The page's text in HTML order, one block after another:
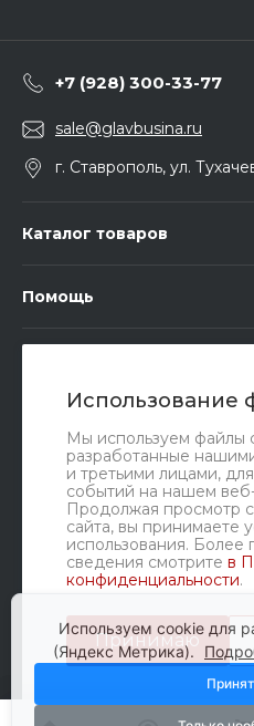
Использование
Мы используем файлы
разработанные
и третьими лицами,
событий на нашем
Продолжая просмотр
сайта, вы принимаете
использования.
сведения смотрите в
конфиденциальности.
Принимаю
+7 (928) 300-33-77
sale@glavbusina.ru
г. Ставрополь, ул.
Каталог товаров
Помощь
Мы в соц.
Используем cookie для
(Яндекс Метрика).